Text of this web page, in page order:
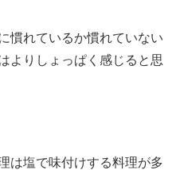
慣れているか慣れていない
よりしょっぱく感じると思
は塩で味付けする料理が多